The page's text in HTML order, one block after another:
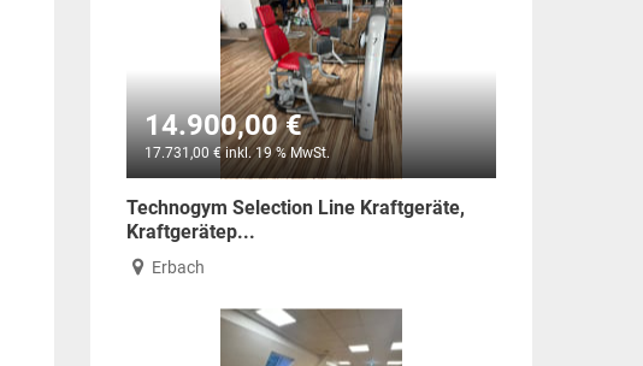
14.900,00 €
17.731,00 € inkl. 19 % MwSt.
Technogym Selection Line Kraftgeräte,
Kraftgerätep...
Erbach